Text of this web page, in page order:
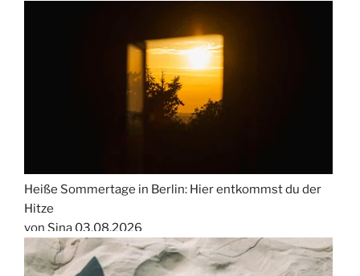
Heiße Sommertage in Berlin: Hier entkommst du der
Hitze
von Sina 03.08.2026